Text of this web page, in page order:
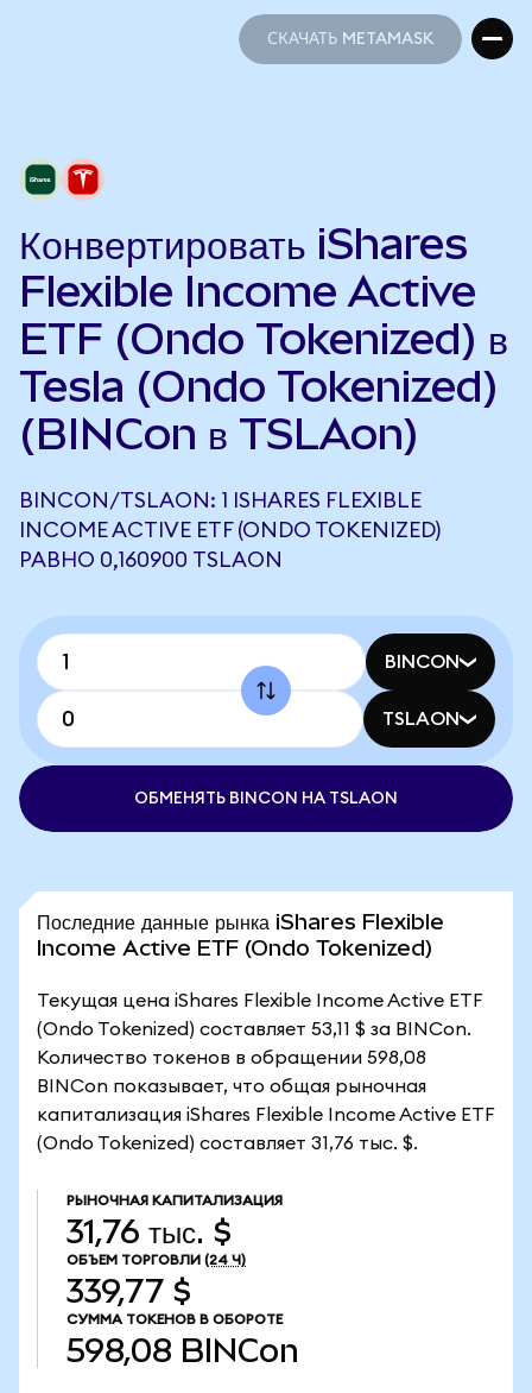
СКАЧАТЬ METAMASK
Конвертировать iShares
Flexible Income Active
ETF (Ondo Tokenized) в
Tesla (Ondo Tokenized)
(BINCon в TSLAon)
BINCON/TSLAON: 1 ISHARES FLEXIBLE
INCOME ACTIVE ETF (ONDO TOKENIZED)
РАВНО 0,160900 TSLAON
BINCON
TSLAON
ОБМЕНЯТЬ BINCON НА TSLAON
Последние данные рынка iShares Flexible
Income Active ETF (Ondo Tokenized)
Текущая цена iShares Flexible Income Active ETF
(Ondo Tokenized) составляет 53,11 $ за BINCon.
Количество токенов в обращении 598,08
BINCon показывает, что общая рыночная
капитализация iShares Flexible Income Active ETF
(Ondo Tokenized) составляет 31,76 тыс. $.
РЫНОЧНАЯ КАПИТАЛИЗАЦИЯ
31,76 тыс. $
ОБЪЕМ ТОРГОВЛИ (24 Ч)
339,77 $
СУММА ТОКЕНОВ В ОБОРОТЕ
598,08 BINCon